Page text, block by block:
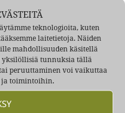
teknologioita, kuten
laitetietoja. Näiden
mahdollisuuden käsitellä
yksilöllisiä tunnuksia tällä
peruuttaminen voi vaikuttaa
toimintoihin.
Kiersin koiran
suusta ja koira
sanoi Sepe. ”Joo, on
sen aisoissa”, sanoin
”Kun ette tee
rauhallisesti, niin ei
pälkähästä ja se
niitä näitä ja äkkiä